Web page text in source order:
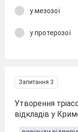
у мезозої
у протерозої
Запитання 3
Утворення
відкладів у